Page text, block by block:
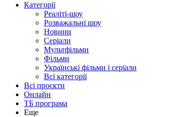
Категорії
Реаліті-шоу
Розважальні шоу
Новини
Серіали
Мультфільми
Фільми
Українські фільми і серіали
Всі категорії
Всі проєкти
Онлайн
ТБ програма
Еще